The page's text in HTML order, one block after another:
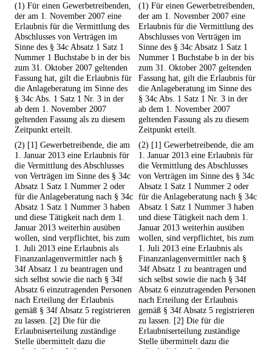
(1) Für einen Gewerbetreibenden,
der am 1. November 2007 eine
Erlaubnis für die Vermittlung des
Abschlusses von Verträgen im
Sinne des § 34c Absatz 1 Satz 1
Nummer 1 Buchstabe b in der bis
zum 31. Oktober 2007 geltenden
Fassung hat, gilt die Erlaubnis für
die Anlageberatung im Sinne des
§ 34c Abs. 1 Satz 1 Nr. 3 in der
ab dem 1. November 2007
geltenden Fassung als zu diesem
Zeitpunkt erteilt.
(1) Für einen Gewerbetreibenden,
der am 1. November 2007 eine
Erlaubnis für die Vermittlung des
Abschlusses von Verträgen im
Sinne des § 34c Absatz 1 Satz 1
Nummer 1 Buchstabe b in der bis
zum 31. Oktober 2007 geltenden
Fassung hat, gilt die Erlaubnis für
die Anlageberatung im Sinne des
§ 34c Abs. 1 Satz 1 Nr. 3 in der
ab dem 1. November 2007
geltenden Fassung als zu diesem
Zeitpunkt erteilt.
(2) [1] Gewerbetreibende, die am
1. Januar 2013 eine Erlaubnis für
die Vermittlung des Abschlusses
von Verträgen im Sinne des § 34c
Absatz 1 Satz 1 Nummer 2 oder
für die Anlageberatung nach § 34c
Absatz 1 Satz 1 Nummer 3 haben
und diese Tätigkeit nach dem 1.
Januar 2013 weiterhin ausüben
wollen, sind verpflichtet, bis zum
1. Juli 2013 eine Erlaubnis als
Finanzanlagenvermittler nach §
34f Absatz 1 zu beantragen und
sich selbst sowie die nach § 34f
Absatz 6 einzutragenden Personen
nach Erteilung der Erlaubnis
gemäß § 34f Absatz 5 registrieren
zu lassen. [2] Die für die
Erlaubniserteilung zuständige
Stelle übermittelt dazu die
(2) [1] Gewerbetreibende, die am
1. Januar 2013 eine Erlaubnis für
die Vermittlung des Abschlusses
von Verträgen im Sinne des § 34c
Absatz 1 Satz 1 Nummer 2 oder
für die Anlageberatung nach § 34c
Absatz 1 Satz 1 Nummer 3 haben
und diese Tätigkeit nach dem 1.
Januar 2013 weiterhin ausüben
wollen, sind verpflichtet, bis zum
1. Juli 2013 eine Erlaubnis als
Finanzanlagenvermittler nach §
34f Absatz 1 zu beantragen und
sich selbst sowie die nach § 34f
Absatz 6 einzutragenden Personen
nach Erteilung der Erlaubnis
gemäß § 34f Absatz 5 registrieren
zu lassen. [2] Die für die
Erlaubniserteilung zuständige
Stelle übermittelt dazu die